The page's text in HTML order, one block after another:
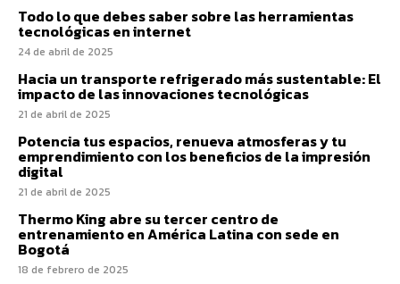
Todo lo que debes saber sobre las herramientas
tecnológicas en internet
24 de abril de 2025
Hacia un transporte refrigerado más sustentable: El
impacto de las innovaciones tecnológicas
21 de abril de 2025
Potencia tus espacios, renueva atmosferas y tu
emprendimiento con los beneficios de la impresión
digital
21 de abril de 2025
Thermo King abre su tercer centro de
entrenamiento en América Latina con sede en
Bogotá
18 de febrero de 2025